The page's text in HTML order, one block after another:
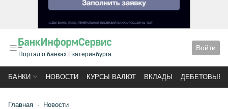
Портал о банках Екатеринбурга
Войти
БАНКИ НОВОСТИ КУРСЫ ВАЛЮТ ВКЛАДЫ ДЕБЕТОВЫЕ
Главная Новости